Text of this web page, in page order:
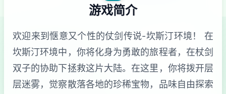
游戏简介
欢迎来到惬意又个性的仗剑传说-坎斯汀环境！ 在
坎斯汀环境中，你将化身为勇敢的旅程者，在杖剑
双子的协助下拯救这片大陆。在这里，你将拨开层
层迷雾，觉察散落各地的珍稀宝物，品味自由探索